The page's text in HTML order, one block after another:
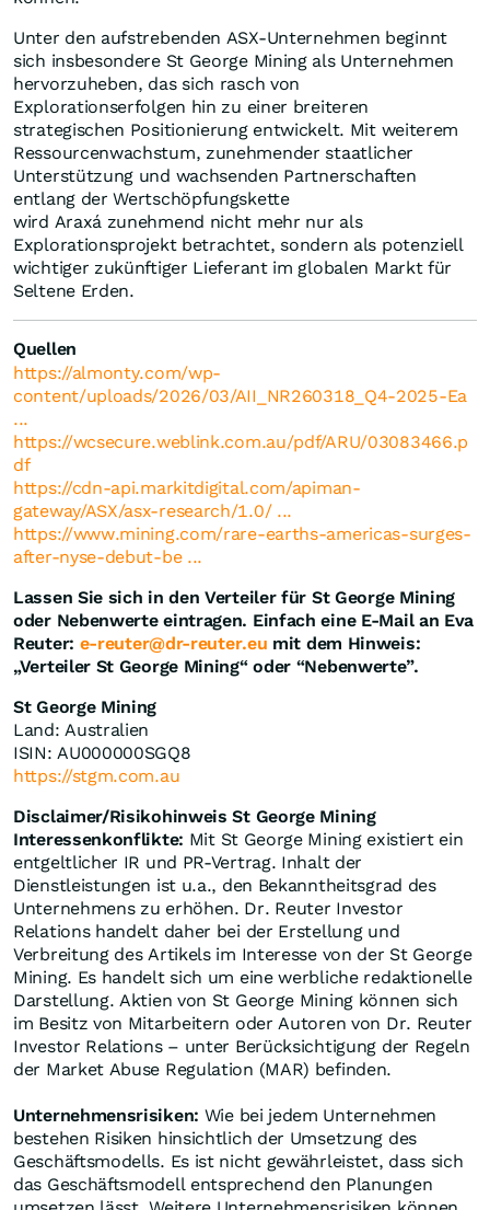
Unter den aufstrebenden ASX-Unternehmen beginnt
sich insbesondere St George Mining als Unternehmen
hervorzuheben, das sich rasch von
Explorationserfolgen hin zu einer breiteren
strategischen Positionierung entwickelt. Mit weiterem
Ressourcenwachstum, zunehmender staatlicher
Unterstützung und wachsenden Partnerschaften
entlang der Wertschöpfungskette
wird Araxá zunehmend nicht mehr nur als
Explorationsprojekt betrachtet, sondern als potenziell
wichtiger zukünftiger Lieferant im globalen Markt für
Seltene Erden.
Quellen
https://almonty.com/wp-
content/uploads/2026/03/AII_NR260318_Q4-2025-Ea
...
https://wcsecure.weblink.com.au/pdf/ARU/03083466.p
df
https://cdn-api.markitdigital.com/apiman-
gateway/ASX/asx-research/1.0/ ...
https://www.mining.com/rare-earths-americas-surges-
after-nyse-debut-be ...
Lassen Sie sich in den Verteiler für St George Mining
oder Nebenwerte eintragen. Einfach eine E-Mail an Eva
Reuter: e-reuter@dr-reuter.eu mit dem Hinweis:
„Verteiler St George Mining“ oder “Nebenwerte”.
St George Mining
Land: Australien
ISIN: AU000000SGQ8
https://stgm.com.au
Disclaimer/Risikohinweis St George Mining
Interessenkonflikte: Mit St George Mining existiert ein
entgeltlicher IR und PR-Vertrag. Inhalt der
Dienstleistungen ist u.a., den Bekanntheitsgrad des
Unternehmens zu erhöhen. Dr. Reuter Investor
Relations handelt daher bei der Erstellung und
Verbreitung des Artikels im Interesse von der St George
Mining. Es handelt sich um eine werbliche redaktionelle
Darstellung. Aktien von St George Mining können sich
im Besitz von Mitarbeitern oder Autoren von Dr. Reuter
Investor Relations – unter Berücksichtigung der Regeln
der Market Abuse Regulation (MAR) befinden.
Unternehmensrisiken: Wie bei jedem Unternehmen
bestehen Risiken hinsichtlich der Umsetzung des
Geschäftsmodells. Es ist nicht gewährleistet, dass sich
das Geschäftsmodell entsprechend den Planungen